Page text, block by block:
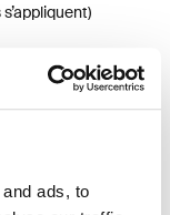
ads, to